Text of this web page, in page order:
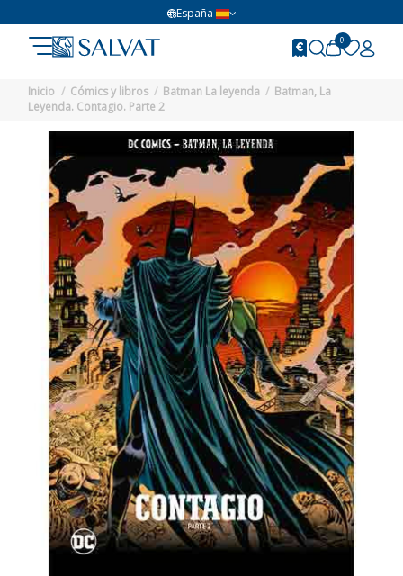
España
0
Inicio Cómics y libros Batman La leyenda
Batman, La
Leyenda. Contagio. Parte 2